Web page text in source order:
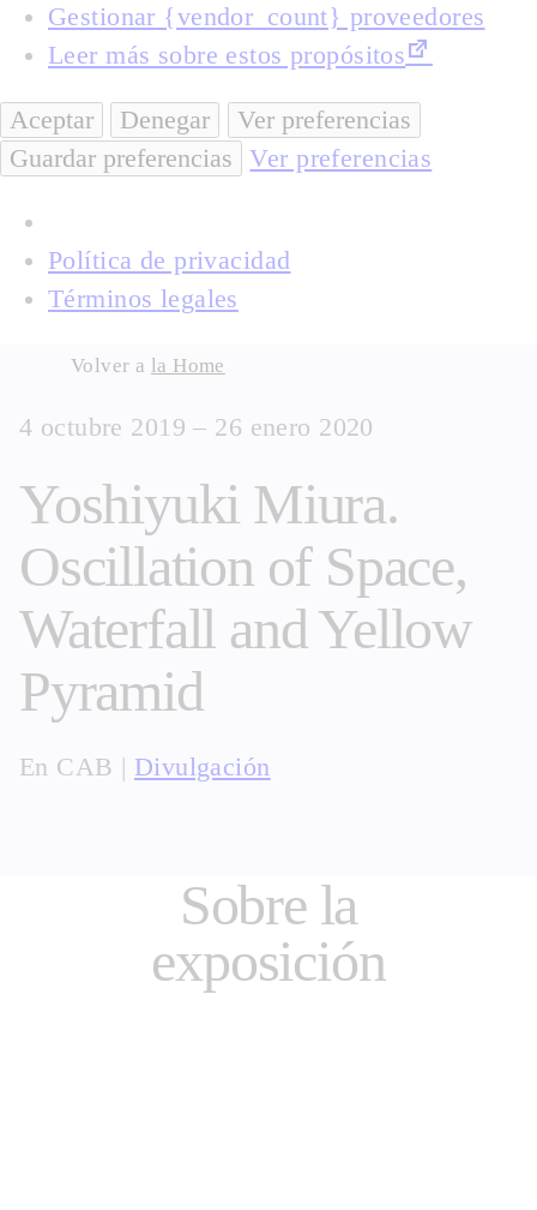
Gestionar {vendor_count} proveedores
Leer más sobre estos propósitos
Aceptar Denegar
Ver preferencias
Guardar preferencias
Ver preferencias
Política de privacidad
Términos legales
content
Volver a la Home
4 octubre 2019 – 26 enero 2020
Yoshiyuki Miura.
Oscillation of Space,
Waterfall and Yellow
Pyramid
En CAB | Divulgación
Sobre la
exposición